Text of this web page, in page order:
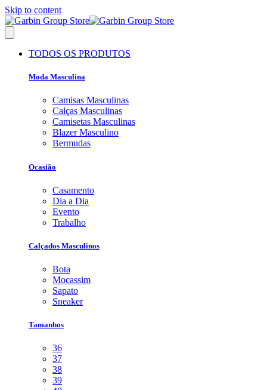
Skip to content
TODOS OS PRODUTOS
Moda Masculina
Camisas Masculinas
Calças Masculinas
Camisetas Masculinas
Blazer Masculino
Bermudas
Ocasião
Casamento
Dia a Dia
Evento
Trabalho
Calçados Masculinos
Bota
Mocassim
Sapato
Sneaker
Tamanhos
36
37
38
39